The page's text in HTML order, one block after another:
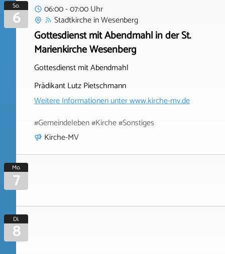
So.
6
06:00 - 07:00 Uhr
StadtkircheinWesenberg
Gottesdienst mit Abendmahl in der St.
Marienkirche Wesenberg
Gottesdienst mit Abendmahl
Prädikant Lutz Pietschmann
Weitere Informationen unterwww.kirche-mv.de
#Gemeindeleben #Kirche #Sonstiges
Kirche-MV
Mo.
7
Di.
8